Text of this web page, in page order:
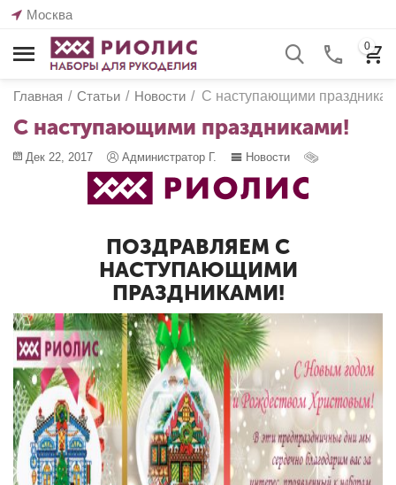
Москва
0
Главная / Статьи / Новости / С наступающими
С наступающими праздниками!
Дек 22, 2017 Администратор Г. Новости
ПОЗДРАВЛЯЕМ С
НАСТУПАЮЩИМИ
ПРАЗДНИКАМИ!